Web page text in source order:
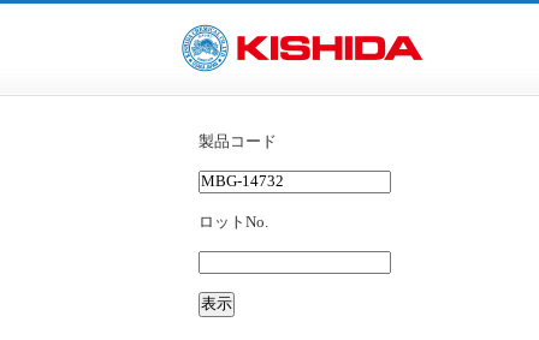
製品コード
ロットNo.
表示